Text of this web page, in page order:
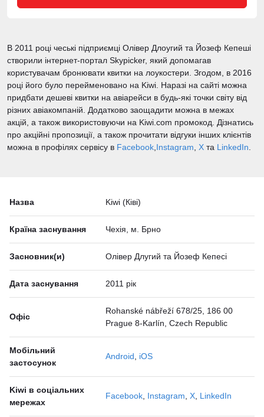
Назва Kiwi (Ківі)
Країна заснування Чехія, м. Брно
Засновник(и) Олівер Длугий та Йозеф Кепесі
Дата заснування 2011 рік
Офіс
Rohanské nábřeží 678/25, 186 00
Prague 8-Karlín, Czech Republic
Мобільний
застосунок
Android iOS
Kiwi в соціальних
мережах
Facebook Instagram Х LinkedIn
В 2011 році чеські підприємці Олівер Длоугий та Йозеф Кепеші
створили інтернет-портал Skypicker, який допомагав
користувачам бронювати квитки на лоукостери. Згодом, в 2016
році його було перейменовано на Kiwi. Наразі на сайті можна
придбати дешеві квитки на авіарейси в будь-які точки світу від
різних авіакомпаній. Додатково заощадити можна в межах
акцій, а також використовуючи на Kiwi.com промокод. Дізнатись
про акційні пропозиції, а також прочитати відгуки інших клієнтів
можна в профілях сервісу в Facebook Instagram Х та LinkedIn